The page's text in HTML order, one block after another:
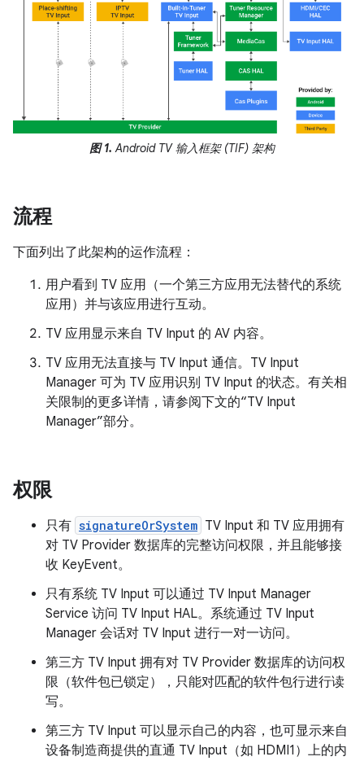
图 1. Android TV 输入框架 (TIF) 架构
流程
下面列出了此架构的运作流程：
用户看到 TV 应用（一个第三方应用无法替代的系统
应用）并与该应用进行互动。
TV 应用显示来自 TV Input 的 AV 内容。
TV 应用无法直接与 TV Input 通信。TV Input
Manager 可为 TV 应用识别 TV Input 的状态。有关相
关限制的更多详情，请参阅下文的“TV Input
Manager”部分。
权限
只有 signatureOrSystem TV Input 和 TV 应用拥有
对 TV Provider 数据库的完整访问权限，并且能够接
收 KeyEvent。
只有系统 TV Input 可以通过 TV Input Manager
Service 访问 TV Input HAL。系统通过 TV Input
Manager 会话对 TV Input 进行一对一访问。
第三方 TV Input 拥有对 TV Provider 数据库的访问权
限（软件包已锁定），只能对匹配的软件包行进行读
写。
第三方 TV Input 可以显示自己的内容，也可显示来自
设备制造商提供的直通 TV Input（如 HDMI1）上的内